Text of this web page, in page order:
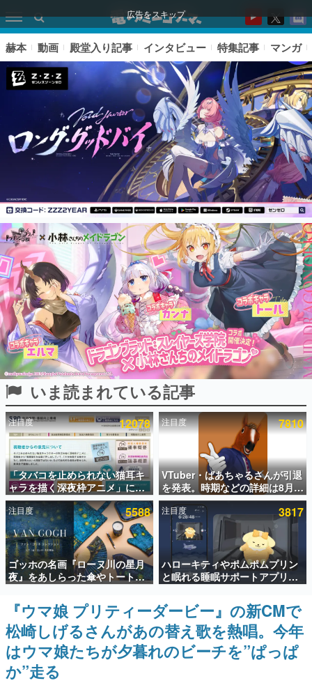
広告をスキップ
ピックアップ
電ファミのいま読まれている記事ランキング
アプリセール情報
インタビュー
連載・特集一覧
殿堂入り記事
SNS拡散数が数千以上！ ページビュー数万以上！ などな
ど。多くの人々に読まれた、電ファミ渾身の“殿堂入り”記
事をまとめました。
ゲームの企画書
名作ゲームクリエイターの方々に製作時のエピソードをお
聞きし、ヒットする企画（ゲーム）とは何か？を探ってい
きます。
赫本
この物語を解いてはいけない。『赫本』は、〈試験問題〉
の形をした短編ホラー小説集です。
新世代に訊く
これからのデジタルゲーム市場を担う若きクリエイター達
の姿を追い、彼らのルーツと情熱を探っていきます。
ゲーム世代の作家たち
ゲームに多大な影響を受けた作家さんに取材し、ゲームが
日本のコンテンツ産業やカルチャーに与えた影響を探る企
画です。
赫本 動画 殿堂入り記事 インタビュー 特集記事 マンガ
いま読まれている記事
注目度 12078
「タバコを止められない猫耳キ
ャラを描く深夜枠アニメ」に視
聴者の一部から批判意見。違法
薬物の使用と思しき描写も含め
て、BPOが議論を交わす
注目度 7810
VTuber・ばあちゃるさんが引退
を発表。時期などの詳細は8月9
日15時からの配信で説明
注目度 5588
ゴッホの名画『ローヌ川の星月
夜』をあしらった傘やトートバ
ッグなどが登場。8月7日21時よ
り2日間限定で予約販売
注目度 3817
ハローキティやポムポムプリン
と眠れる睡眠サポートアプリ
『ゆめたび』が配信中。キャラ
ごとのASMRや目覚ましアラー
ムも搭載
『ウマ娘 プリティーダービー』の新CMで
松崎しげるさんがあの替え歌を熱唱。今年
はウマ娘たちが夕暮れのビーチを”ぱっぱ
か”走る